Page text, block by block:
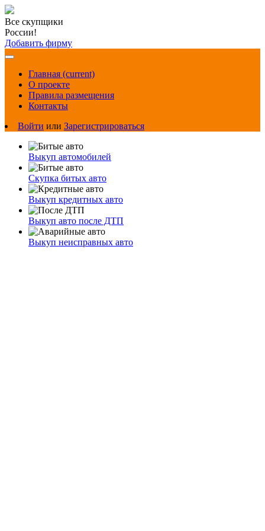
Все скупщики
России!
Добавить фирму
Главная (current)
О проекте
Правила размещения
Контакты
Войти или Зарегистрироваться
Выкуп автомобилей
Скупка битых авто
Выкуп кредитных авто
Выкуп авто после ДТП
Выкуп неисправных авто